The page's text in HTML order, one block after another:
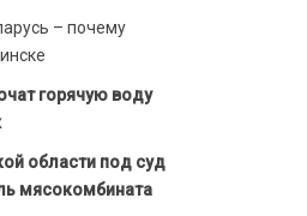
– почему
горячую воду
области под суд
мясокомбината